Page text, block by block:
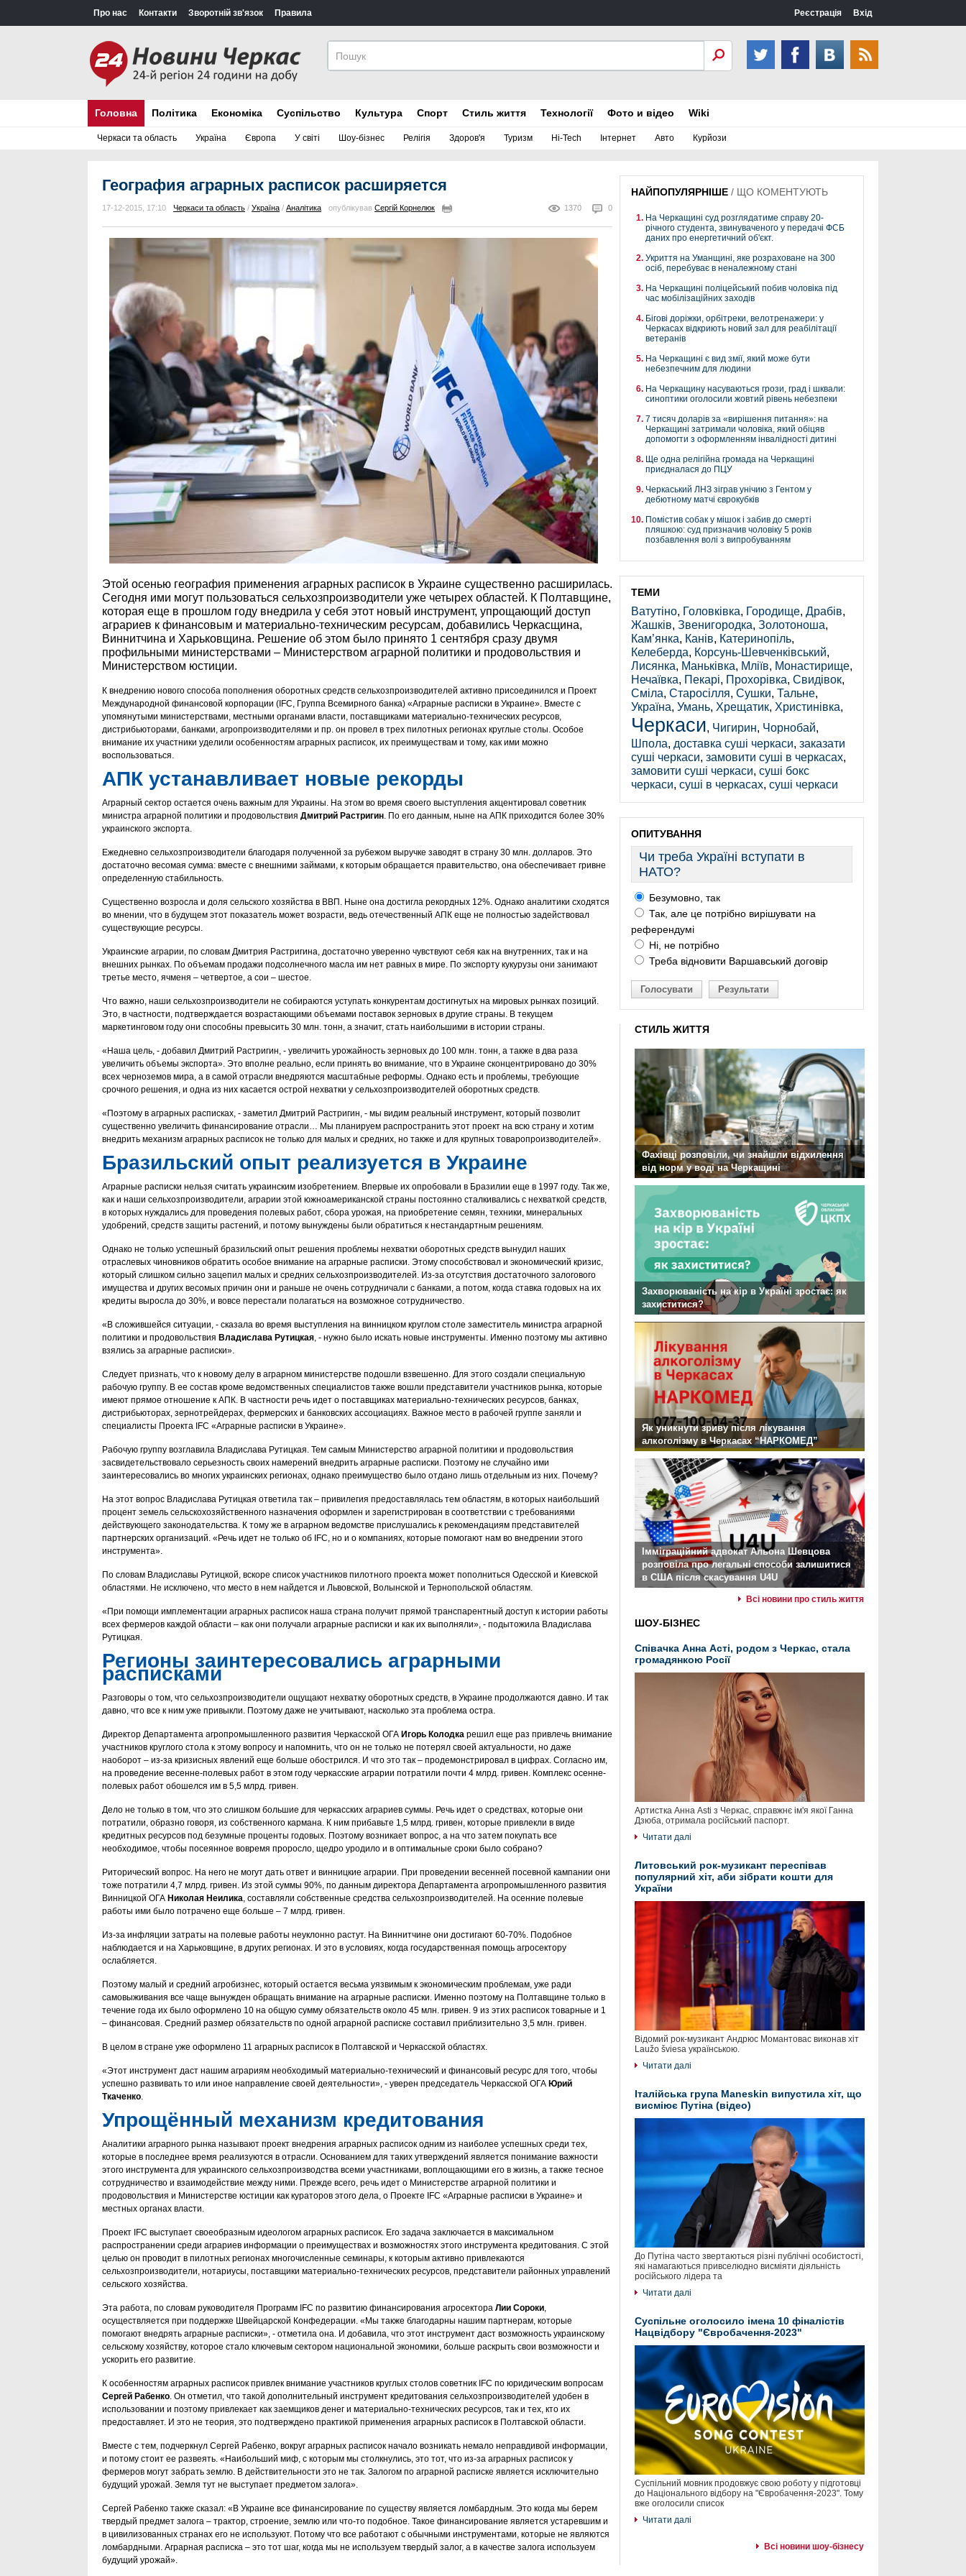
Про нас Контакти Зворотній зв'язок Правила Реєстрація Вхід
Головна
Черкаси та область Україна Європа У світі Шоу-бізнес Релігія Здоров'я Туризм Hi-Tech Інтернет Авто Курйози
Політика Економіка Суспільство Культура Спорт Стиль життя Технології Фото и відео Wiki
География аграрных расписок расширяется
17-12-2015, 17:10 Черкаси та область / Україна / Аналітика опублікував Сергій Корнелюк 0
1370
Этой осенью география применения аграрных расписок в Украине существенно расширилась.
Сегодня ими могут пользоваться сельхозпроизводители уже четырех областей. К Полтавщине,
которая еще в прошлом году внедрила у себя этот новый инструмент, упрощающий доступ
аграриев к финансовым и материально-техническим ресурсам, добавились Черкасщина,
Виннитчина и Харьковщина. Решение об этом было принято 1 сентября сразу двумя
профильными министерствами – Министерством аграрной политики и продовольствия и
Министерством юстиции.
К внедрению нового способа пополнения оборотных средств сельхозпроизводителей активно присоединился и Проект
Международной финансовой корпорации (IFC, Группа Всемирного банка) «Аграрные расписки в Украине». Вместе с
упомянутыми министерствами, местными органами власти, поставщиками материально-технических ресурсов,
дистрибьюторами, банками, агропроизводителями и пр. он провел в трех пилотных регионах круглые столы. Особое
внимание их участники уделили особенностям аграрных расписок, их преимуществам и тому, как ими можно
воспользоваться.
АПК устанавливает новые рекорды
Аграрный сектор остается очень важным для Украины. На этом во время своего выступления акцентировал советник
министра аграрной политики и продовольствия Дмитрий Растригин. По его данным, ныне на АПК приходится более 30%
украинского экспорта.
Ежедневно сельхозпроизводители благодаря полученной за рубежом выручке заводят в страну 30 млн. долларов. Это
достаточно весомая сумма: вместе с внешними займами, к которым обращается правительство, она обеспечивает гривне
определенную стабильность.
Существенно возросла и доля сельского хозяйства в ВВП. Ныне она достигла рекордных 12%. Однако аналитики сходятся
во мнении, что в будущем этот показатель может возрасти, ведь отечественный АПК еще не полностью задействовал
существующие ресурсы.
Украинские аграрии, по словам Дмитрия Растригина, достаточно уверенно чувствуют себя как на внутренних, так и на
внешних рынках. По объемам продажи подсолнечного масла им нет равных в мире. По экспорту кукурузы они занимают
третье место, ячменя – четвертое, а сои – шестое.
Что важно, наши сельхозпроизводители не собираются уступать конкурентам достигнутых на мировых рынках позиций.
Это, в частности, подтверждается возрастающими объемами поставок зерновых в другие страны. В текущем
маркетинговом году они способны превысить 30 млн. тонн, а значит, стать наибольшими в истории страны.
«Наша цель, - добавил Дмитрий Растригин, - увеличить урожайность зерновых до 100 млн. тонн, а также в два раза
увеличить объемы экспорта». Это вполне реально, если принять во внимание, что в Украине сконцентрировано до 30%
всех черноземов мира, а в самой отрасли внедряются масштабные реформы. Однако есть и проблемы, требующие
срочного решения, и одна из них касается острой нехватки у сельхозпроизводителей оборотных средств.
«Поэтому в аграрных расписках, - заметил Дмитрий Растригин, - мы видим реальный инструмент, который позволит
существенно увеличить финансирование отрасли… Мы планируем распространить этот проект на всю страну и хотим
внедрить механизм аграрных расписок не только для малых и средних, но также и для крупных товаропроизводителей».
Бразильский опыт реализуется в Украине
Аграрные расписки нельзя считать украинским изобретением. Впервые их опробовали в Бразилии еще в 1997 году. Так же,
как и наши сельхозпроизводители, аграрии этой южноамериканской страны постоянно сталкивались с нехваткой средств,
в которых нуждались для проведения полевых работ, сбора урожая, на приобретение семян, техники, минеральных
удобрений, средств защиты растений, и потому вынуждены были обратиться к нестандартным решениям.
Однако не только успешный бразильский опыт решения проблемы нехватки оборотных средств вынудил наших
отраслевых чиновников обратить особое внимание на аграрные расписки. Этому способствовал и экономический кризис,
который слишком сильно зацепил малых и средних сельхозпроизводителей. Из-за отсутствия достаточного залогового
имущества и других весомых причин они и раньше не очень сотрудничали с банками, а потом, когда ставка годовых на их
кредиты выросла до 30%, и вовсе перестали полагаться на возможное сотрудничество.
«В сложившейся ситуации, - сказала во время выступления на винницком круглом столе заместитель министра аграрной
политики и продовольствия Владислава Рутицкая, - нужно было искать новые инструменты. Именно поэтому мы активно
взялись за аграрные расписки».
Следует признать, что к новому делу в аграрном министерстве подошли взвешенно. Для этого создали специальную
рабочую группу. В ее состав кроме ведомственных специалистов также вошли представители участников рынка, которые
имеют прямое отношение к АПК. В частности речь идет о поставщиках материально-технических ресурсов, банках,
дистрибьюторах, зернотрейдерах, фермерских и банковских ассоциациях. Важное место в рабочей группе заняли и
специалисты Проекта IFC «Аграрные расписки в Украине».
Рабочую группу возглавила Владислава Рутицкая. Тем самым Министерство аграрной политики и продовольствия
засвидетельствовало серьезность своих намерений внедрить аграрные расписки. Поэтому не случайно ими
заинтересовались во многих украинских регионах, однако преимущество было отдано лишь отдельным из них. Почему?
На этот вопрос Владислава Рутицкая ответила так – привилегия предоставлялась тем областям, в которых наибольший
процент земель сельскохозяйственного назначения оформлен и зарегистрирован в соответствии с требованиями
действующего законодательства. К тому же в аграрном ведомстве прислушались к рекомендациям представителей
партнерских организаций. «Речь идет не только об IFC, но и о компаниях, которые помогают нам во внедрении этого
инструмента».
По словам Владиславы Рутицкой, вскоре список участников пилотного проекта может пополниться Одесской и Киевской
областями. Не исключено, что место в нем найдется и Львовской, Волынской и Тернопольской областям.
«При помощи имплементации аграрных расписок наша страна получит прямой транспарентный доступ к истории работы
всех фермеров каждой области – как они получали аграрные расписки и как их выполняли», - подытожила Владислава
Рутицкая.
Регионы заинтересовались аграрными
расписками
Разговоры о том, что сельхозпроизводители ощущают нехватку оборотных средств, в Украине продолжаются давно. И так
давно, что все к ним уже привыкли. Поэтому даже не учитывают, насколько эта проблема остра.
Директор Департамента агропромышленного развития Черкасской ОГА Игорь Колодка решил еще раз привлечь внимание
участников круглого стола к этому вопросу и напомнить, что он не только не потерял своей актуальности, но даже
наоборот – из-за кризисных явлений еще больше обострился. И что это так – продемонстрировал в цифрах. Согласно им,
на проведение весенне-полевых работ в этом году черкасские аграрии потратили почти 4 млрд. гривен. Комплекс осенне-
полевых работ обошелся им в 5,5 млрд. гривен.
Дело не только в том, что это слишком большие для черкасских аграриев суммы. Речь идет о средствах, которые они
потратили, образно говоря, из собственного кармана. К ним прибавьте 1,5 млрд. гривен, которые привлекли в виде
кредитных ресурсов под безумные проценты годовых. Поэтому возникает вопрос, а на что затем покупать все
необходимое, чтобы посеянное вовремя проросло, щедро уродило и в оптимальные сроки было собрано?
Риторический вопрос. На него не могут дать ответ и винницкие аграрии. При проведении весенней посевной кампании они
тоже потратили 4,7 млрд. гривен. Из этой суммы 90%, по данным директора Департамента агропромышленного развития
Винницкой ОГА Николая Неилика, составляли собственные средства сельхозпроизводителей. На осенние полевые
работы ими было потрачено еще больше – 7 млрд. гривен.
Из-за инфляции затраты на полевые работы неуклонно растут. На Виннитчине они достигают 60-70%. Подобное
наблюдается и на Харьковщине, в других регионах. И это в условиях, когда государственная помощь агросектору
ослабляется.
Поэтому малый и средний агробизнес, который остается весьма уязвимым к экономическим проблемам, уже ради
самовыживания все чаще вынужден обращать внимание на аграрные расписки. Именно поэтому на Полтавщине только в
течение года их было оформлено 10 на общую сумму обязательств около 45 млн. гривен. 9 из этих расписок товарные и 1
– финансовая. Средний размер обязательств по одной аграрной расписке составил приблизительно 3,5 млн. гривен.
В целом в стране уже оформлено 11 аграрных расписок в Полтавской и Черкасской областях.
«Этот инструмент даст нашим аграриям необходимый материально-технический и финансовый ресурс для того, чтобы
успешно развивать то или иное направление своей деятельности», - уверен председатель Черкасской ОГА Юрий
Ткаченко.
Упрощённый механизм кредитования
Аналитики аграрного рынка называют проект внедрения аграрных расписок одним из наиболее успешных среди тех,
которые в последнее время реализуются в отрасли. Основанием для таких утверждений является понимание важности
этого инструмента для украинского сельхозпроизводства всеми участниками, воплощающими его в жизнь, а также тесное
сотрудничество и взаимодействие между ними. Прежде всего, речь идет о Министерстве аграрной политики и
продовольствия и Министерстве юстиции как кураторов этого дела, о Проекте IFC «Аграрные расписки в Украине» и
местных органах власти.
Проект IFC выступает своеобразным идеологом аграрных расписок. Его задача заключается в максимальном
распространении среди аграриев информации о преимуществах и возможностях этого инструмента кредитования. С этой
целью он проводит в пилотных регионах многочисленные семинары, к которым активно привлекаются
сельхозпроизводители, нотариусы, поставщики материально-технических ресурсов, представители районных управлений
сельского хозяйства.
Эта работа, по словам руководителя Программ IFC по развитию финансирования агросектора Лии Сороки,
осуществляется при поддержке Швейцарской Конфедерации. «Мы также благодарны нашим партнерам, которые
помогают внедрять аграрные расписки», - отметила она. И добавила, что этот инструмент даст возможность украинскому
сельскому хозяйству, которое стало ключевым сектором национальной экономики, больше раскрыть свои возможности и
ускорить его развитие.
К особенностям аграрных расписок привлек внимание участников круглых столов советник IFC по юридическим вопросам
Сергей Рабенко. Он отметил, что такой дополнительный инструмент кредитования сельхозпроизводителей удобен в
использовании и поэтому привлекает как заемщиков денег и материально-технических ресурсов, так и тех, кто их
предоставляет. И это не теория, это подтверждено практикой применения аграрных расписок в Полтавской области.
Вместе с тем, подчеркнул Сергей Рабенко, вокруг аграрных расписок начало возникать немало неправдивой информации,
и потому стоит ее развеять. «Наибольший миф, с которым мы столкнулись, это тот, что из-за аграрных расписок у
фермеров могут забрать землю. В действительности это не так. Залогом по аграрной расписке является исключительно
будущий урожай. Земля тут не выступает предметом залога».
Сергей Рабенко также сказал: «В Украине все финансирование по существу является ломбардным. Это когда мы берем
твердый предмет залога – трактор, строение, землю или что-то подобное. Такое финансирование является устаревшим и
в цивилизованных странах его не используют. Потому что все работают с обычными инструментами, которые не являются
ломбардными. Аграрная расписка – это тот шаг, когда мы не используем твердый залог, а в качестве залога используем
будущий урожай».
НАЙПОПУЛЯРНІШЕ / ЩО КОМЕНТУЮТЬ
На Черкащині суд розглядатиме справу 20-
річного студента, звинуваченого у передачі ФСБ
даних про енергетичний об'єкт.
Укриття на Уманщині, яке розраховане на 300
осіб, перебуває в неналежному стані
На Черкащині поліцейський побив чоловіка під
час мобілізаційних заходів
Бігові доріжки, орбітреки, велотренажери: у
Черкасах відкриють новий зал для реабілітації
ветеранів
На Черкащині є вид змії, який може бути
небезпечним для людини
На Черкащину насуваються грози, град і шквали:
синоптики оголосили жовтий рівень небезпеки
7 тисяч доларів за «вирішення питання»: на
Черкащині затримали чоловіка, який обіцяв
допомогти з оформленням інвалідності дитині
Ще одна релігійна громада на Черкащині
приєдналася до ПЦУ
Черкаський ЛНЗ зіграв унічию з Гентом у
дебютному матчі єврокубків
Помістив собак у мішок і забив до смерті
пляшкою: суд призначив чоловіку 5 років
позбавлення волі з випробуванням
ТЕМИ
Ватутіно, Головківка, Городище, Драбів,
Жашків, Звенигородка, Золотоноша,
Кам’янка, Канів, Катеринопіль,
Келеберда, Корсунь-Шевченківський,
Лисянка, Маньківка, Мліїв, Монастирище,
Нечаївка, Пекарі, Прохорівка, Свидівок,
Сміла, Старосілля, Сушки, Тальне,
Україна, Умань, Хрещатик, Христинівка,
Черкаси, Чигирин, Чорнобай,
Шпола, доставка суші черкаси, заказати
суші черкаси, замовити суші в черкасах,
замовити суші черкаси, суші бокс
черкаси, суші в черкасах, суші черкаси
ОПИТУВАННЯ
Чи треба Україні вступати в
НАТО?
Безумовно, так
Так, але це потрібно вирішувати на
референдумі
Ні, не потрібно
Треба відновити Варшавський договір
Голосувати Результати
СТИЛЬ ЖИТТЯ
Фахівці розповіли, чи знайшли відхилення
від норм у воді на Черкащині
Захворюваність на кір в Україні зростає: як
захиститися?
Як уникнути зриву після лікування
алкоголізму в Черкасах “НАРКОМЕД”
Імміграційний адвокат Альона Шевцова
розповіла про легальні способи залишитися
в США після скасування U4U
Всі новини про стиль життя
ШОУ-БІЗНЕС
Співачка Анна Асті, родом з Черкас, стала
громадянкою Росії
Артистка Анна Asti з Черкас, справжнє ім'я якої Ганна
Дзюба, отримала російський паспорт.
Читати далі
Литовський рок-музикант переспівав
популярний хіт, аби зібрати кошти для
України
Відомий рок-музикант Андрюс Момантовас виконав хіт
Laužo šviesa українською.
Читати далі
Італійська група Maneskin випустила хіт, що
висміює Путіна (відео)
До Путіна часто звертаються різні публічні особистості,
які намагаються привселюдно висміяти діяльність
російського лідера та
Читати далі
Суспільне оголосило імена 10 фіналістів
Нацвідбору "Євробачення-2023"
Суспільний мовник продовжує свою роботу у підготовці
до Національного відбору на "Євробачення-2023". Тому
вже оголосили список
Читати далі
Всі новини шоу-бізнесу